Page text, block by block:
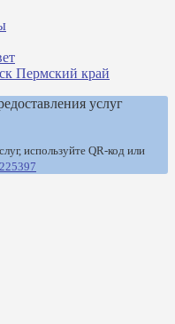
Пермский край
услуг
используйте QR-код или